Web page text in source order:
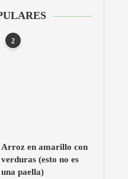
2
Arroz en amarillo con
verduras (esto no es
una paella)